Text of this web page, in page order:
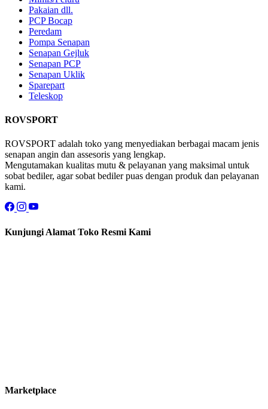
Pakaian dll.
PCP Bocap
Peredam
Pompa Senapan
Senapan Gejluk
Senapan PCP
Senapan Uklik
Sparepart
Teleskop
ROVSPORT
ROVSPORT adalah toko yang menyediakan berbagai macam jenis
senapan angin dan assesoris yang lengkap.
Mengutamakan kualitas mutu & pelayanan yang maksimal untuk
sobat bediler, agar sobat bediler puas dengan produk dan pelayanan
kami.
Kunjungi Alamat Toko Resmi Kami
Marketplace